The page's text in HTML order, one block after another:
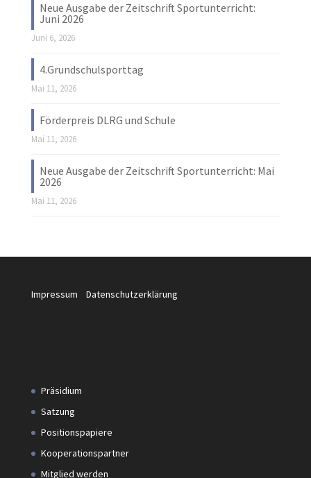
Neue Ausgabe der Zeitschrift Sportunterricht:
Juni 2026
Juni 6, 2026
4.Grundschulsporttag
Mai 11, 2026
Förderpreis DLRG und Schule
Mai 11, 2026
Neue Ausgabe der Zeitschrift Sportunterricht: Mai
2026
Mai 11, 2026
Impressum Datenschutzerklärung
Präsidium
Satzung
Positionspapiere
Kooperationspartner
Mitglied werden